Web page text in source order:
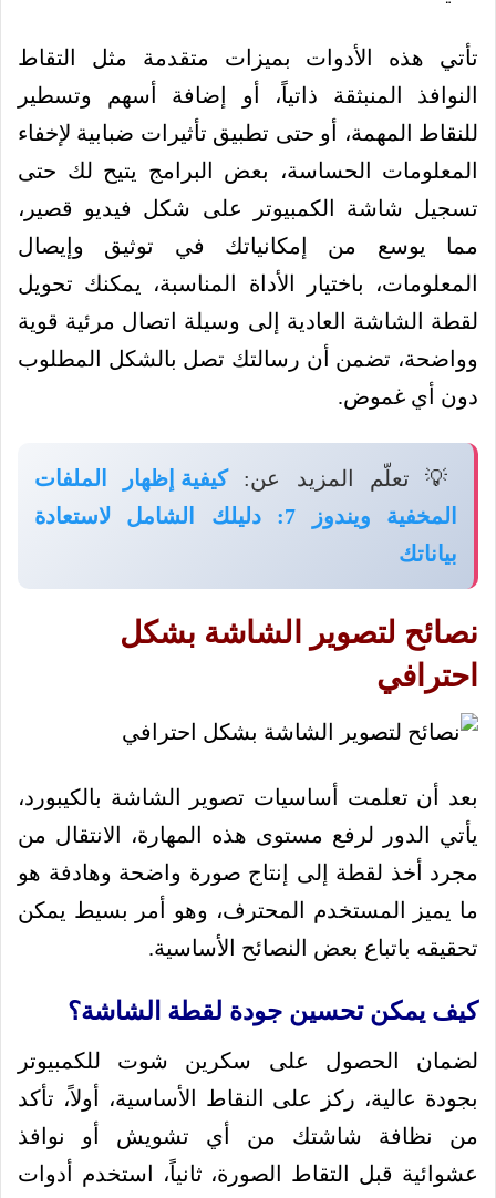
تأتي هذه الأدوات بميزات متقدمة مثل التقاط
النوافذ المنبثقة ذاتياً، أو إضافة أسهم وتسطير
للنقاط المهمة، أو حتى تطبيق تأثيرات ضبابية لإخفاء
المعلومات الحساسة، بعض البرامج يتيح لك حتى
تسجيل شاشة الكمبيوتر على شكل فيديو قصير،
مما يوسع من إمكانياتك في توثيق وإيصال
المعلومات، باختيار الأداة المناسبة، يمكنك تحويل
لقطة الشاشة العادية إلى وسيلة اتصال مرئية قوية
وواضحة، تضمن أن رسالتك تصل بالشكل المطلوب
دون أي غموض.
💡 تعلّم المزيد عن:كيفية إظهار الملفات
المخفية ويندوز 7: دليلك الشامل لاستعادة
بياناتك
نصائح لتصوير الشاشة بشكل
احترافي
بعد أن تعلمت أساسيات تصوير الشاشة بالكيبورد،
يأتي الدور لرفع مستوى هذه المهارة، الانتقال من
مجرد أخذ لقطة إلى إنتاج صورة واضحة وهادفة هو
ما يميز المستخدم المحترف، وهو أمر بسيط يمكن
تحقيقه باتباع بعض النصائح الأساسية.
كيف يمكن تحسين جودة لقطة الشاشة؟
لضمان الحصول على سكرين شوت للكمبيوتر
بجودة عالية، ركز على النقاط الأساسية، أولاً، تأكد
من نظافة شاشتك من أي تشويش أو نوافذ
عشوائية قبل التقاط الصورة، ثانياً، استخدم أدوات